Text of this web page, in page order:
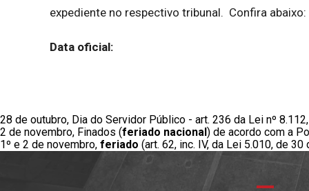
expediente no respectivo tribunal. Confira abaixo:
Data oficial:
28 de outubro, Dia do Servidor Público - art. 236 da Lei nº
2 de novembro, Finados (feriado nacional ) de acordo com a
1º e 2 de novembro, feriado (art. 62, inc. IV, da Lei 5.010, de 30